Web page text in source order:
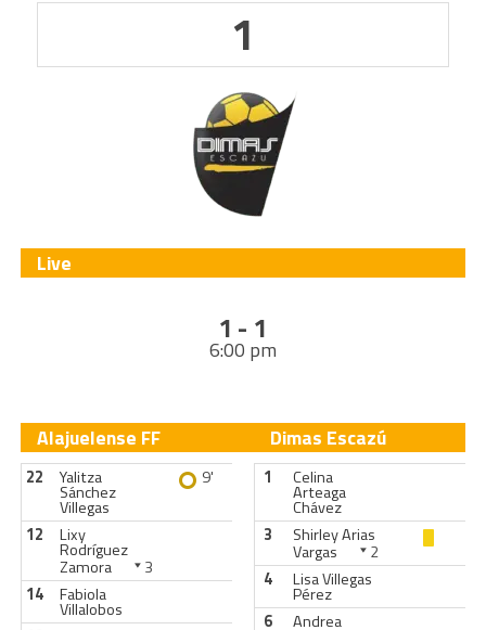
1
Live
1 - 1
6:00 pm
Alajuelense FF
22 Yalitza
Sánchez
Villegas
9'
12 Lixy
Rodríguez
Zamora
3
14
Fabiola
Villalobos
Dimas Escazú
1 Celina
Arteaga
Chávez
3
Shirley Arias
Vargas
2
4
Lisa Villegas
Pérez
6
Andrea